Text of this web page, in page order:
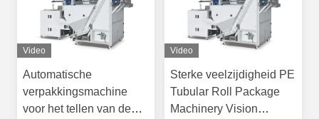
Video
Automatische
verpakkingsmachine
voor het tellen van de
Video
Sterke veelzijdigheid PE
Tubular Roll Package
Machinery Vision